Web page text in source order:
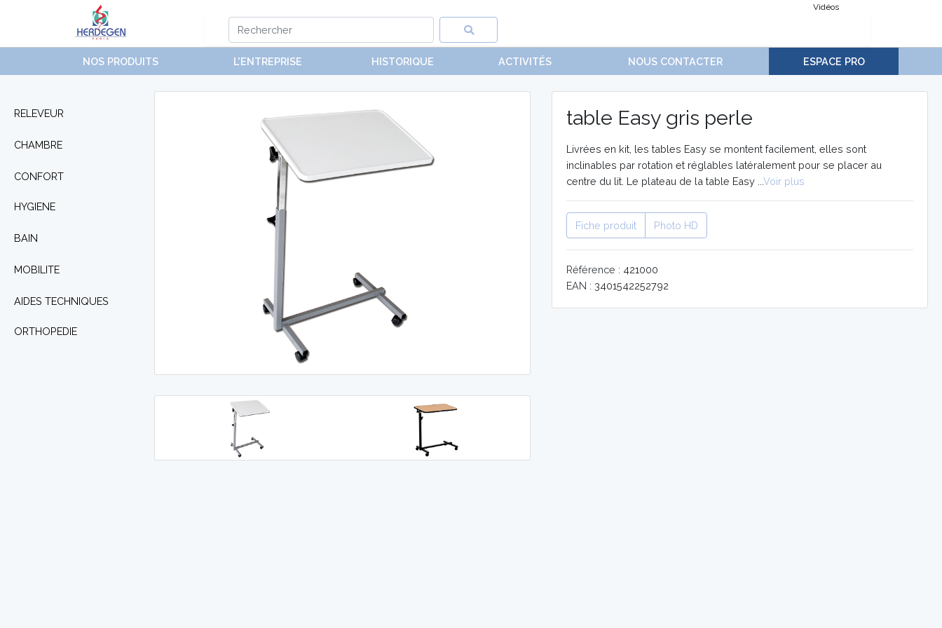
Vidéos
NOS PRODUITS L'ENTREPRISE HISTORIQUE ACTIVITÉS NOUS CONTACTER ESPACE PRO
RELEVEUR
CHAMBRE
CONFORT
HYGIENE
BAIN
MOBILITE
AIDES TECHNIQUES
ORTHOPEDIE
table Easy gris perle
Livrées en kit, les tables Easy se montent facilement, elles sont
inclinables par rotation et réglables latéralement pour se placer au
centre du lit. Le plateau de la table Easy ... Voir plus
Fiche produit Photo HD
Référence : 421000
EAN : 3401542252792